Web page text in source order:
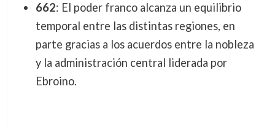
662: El poder franco alcanza un equilibrio
temporal entre las distintas regiones, en
parte gracias a los acuerdos entre la nobleza
y la administración central liderada por
Ebroino.